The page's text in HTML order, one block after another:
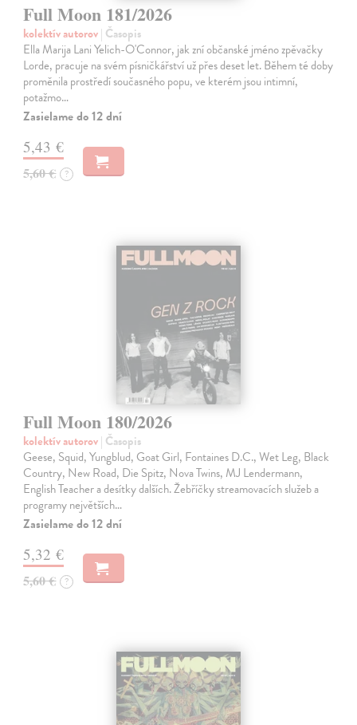
Full Moon 181/2026
kolektív autorov| Časopis
Ella Marija Lani Yelich-O'Connor, jak zní občanské jméno zpěvačky
Lorde, pracuje na svém písničkářství už přes deset let. Během té doby
proměnila prostředí současného popu, ve kterém jsou intimní,
potažmo…
Zasielame do 12 dní
5,43 €
5,60 € ?
Full Moon 180/2026
kolektív autorov| Časopis
Geese, Squid, Yungblud, Goat Girl, Fontaines D.C., Wet Leg, Black
Country, New Road, Die Spitz, Nova Twins, MJ Lendermann,
English Teacher a desítky dalších. Žebříčky streamovacích služeb a
programy největších…
Zasielame do 12 dní
5,32 €
5,60 € ?